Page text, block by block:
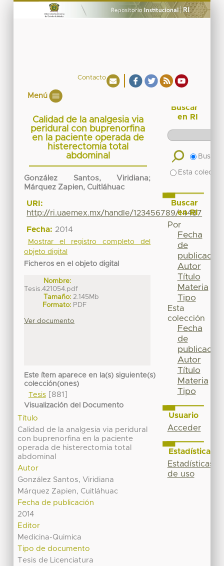
Contacto
Menú
Calidad de la analgesia via
peridural con buprenorfina
en la paciente operada de
histerectomia total
abdominal
González Santos, Viridiana;
Márquez Zapien, Cuitláhuac
URI:
http://ri.uaemex.mx/handle/123456789/14487
Fecha: 2014
Mostrar el registro completo del
objeto digital
Ficheros en el objeto digital
Nombre:
Tesis.421054.pdf
Tamaño: 2.145Mb
Formato: PDF
Ver documento
Este ítem aparece en la(s) siguiente(s)
colección(ones)
Tesis[881]
Visualización del Documento
Título
Calidad de la analgesia via peridural
con buprenorfina en la paciente
operada de histerectomia total
abdominal
Autor
González Santos, Viridiana
Márquez Zapien, Cuitláhuac
Fecha de publicación
2014
Editor
Medicina-Quimica
Tipo de documento
Tesis de Licenciatura
Buscar
en RI
Buscar
Esta
Buscar
en RI
Por
Fecha
de
publicación
Autor
Título
Materia
Tipo
Esta
colección
Fecha
de
publicación
Autor
Título
Materia
Tipo
Usuario
Acceder
Estadísticas
Estadísticas
de uso